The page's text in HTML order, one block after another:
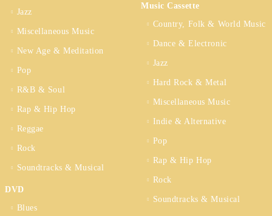
Jazz
Miscellaneous Music
New Age & Meditation
Pop
R&B & Soul
Rap & Hip Hop
Reggae
Rock
Soundtracks & Musical
DVD
Blues
Music Cassette
Country, Folk & World Music
Dance & Electronic
Jazz
Hard Rock & Metal
Miscellaneous Music
Indie & Alternative
Pop
Rap & Hip Hop
Rock
Soundtracks & Musical